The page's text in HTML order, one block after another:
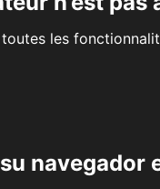
les
navegador